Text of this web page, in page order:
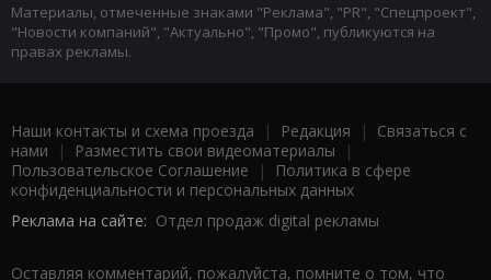
Материалы, отмеченные знаками "Реклама", "PR", "Спецпроект",
"Новости компаний", "Актуально", "Промо", публикуются на
правах рекламы.
Наши контакты и схема проезда | Редакция | Связаться с
нами | Разместить свои видеоматериалы |
Пользовательское Соглашение |
Политика в сфере
конфиденциальности и персональных данных
Реклама на сайте: Отдел продаж digital рекламы
Оставляя комментарий, пожалуйста, помните о том, что